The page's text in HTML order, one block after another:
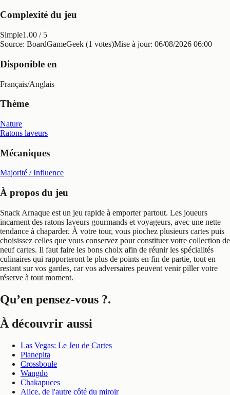
Complexité du jeu
Simple1.00 / 5
Source: BoardGameGeek (1 votes)Mise à jour: 06/08/2026 06:00
Disponible en
Français/Anglais
Thème
Nature
Ratons laveurs
Mécaniques
Majorité / Influence
À propos du jeu
Snack Arnaque est un jeu rapide à emporter partout. Les joueurs
incarnent des ratons laveurs gourmands et voyageurs, avec une nette
tendance à chaparder. À votre tour, vous piochez plusieurs cartes puis
choisissez celles que vous conservez pour constituer votre collection de
neuf cartes. Il faut faire les bons choix afin de réunir les spécialités
culinaires qui rapporteront le plus de points en fin de partie, tout en
restant sur vos gardes, car vos adversaires peuvent venir piller votre
réserve à tout moment.
Qu’en pensez-vous ?.
À découvrir aussi
Las Vegas: Le Jeu de Cartes
Planepita
Crossboule
Wangdo
Chakapuces
Alice, de l'autre côté du miroir